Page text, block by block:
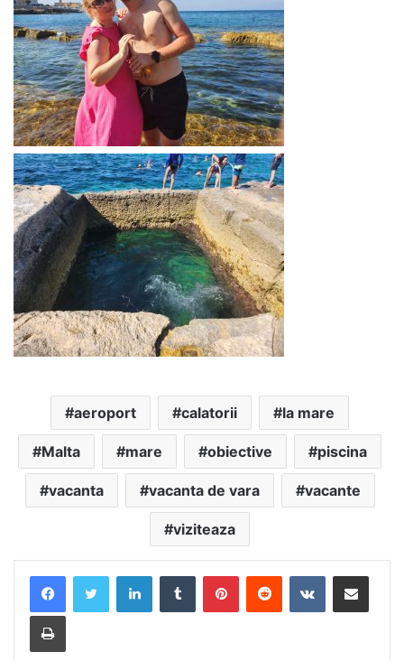
aeroport calatorii la mare
Malta mare obiective piscina
vacanta vacanta de vara vacante
viziteaza